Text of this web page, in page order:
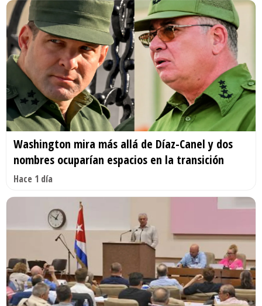
Washington mira más allá de Díaz-Canel y dos
nombres ocuparían espacios en la transición
Hace 1 día